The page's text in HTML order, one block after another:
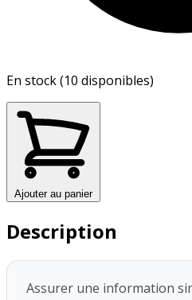
En stock (10 disponibles)
Ajouter au panier
Description
Assurer une information